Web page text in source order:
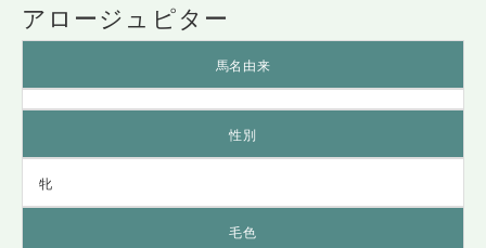
アロージュピター
馬名由来
性別
牝
毛色